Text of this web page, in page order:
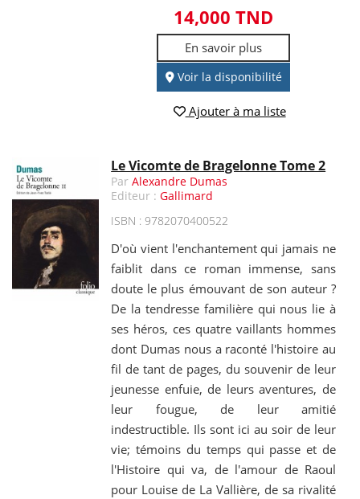
14,000 TND
En savoir plus
Voir la disponibilité
Ajouter à ma liste
Le Vicomte de Bragelonne Tome 2
ParAlexandre Dumas
Editeur :Gallimard
ISBN : 9782070400522
D'où vient l'enchantement qui jamais ne
faiblit dans ce roman immense, sans
doute le plus émouvant de son auteur ?
De la tendresse familière qui nous lie à
ses héros, ces quatre vaillants hommes
dont Dumas nous a raconté l'histoire au
fil de tant de pages, du souvenir de leur
jeunesse enfuie, de leurs aventures, de
leur fougue, de leur amitié
indestructible. Ils sont ici au soir de leur
vie; témoins du temps qui passe et de
l'Histoire qui va, de l'amour de Raoul
pour Louise de La Vallière, de sa rivalité